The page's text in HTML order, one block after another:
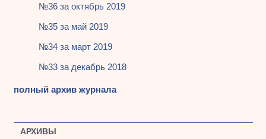
№36 за октябрь 2019
№35 за май 2019
№34 за март 2019
№33 за декабрь 2018
полный архив журнала
АРХИВЫ